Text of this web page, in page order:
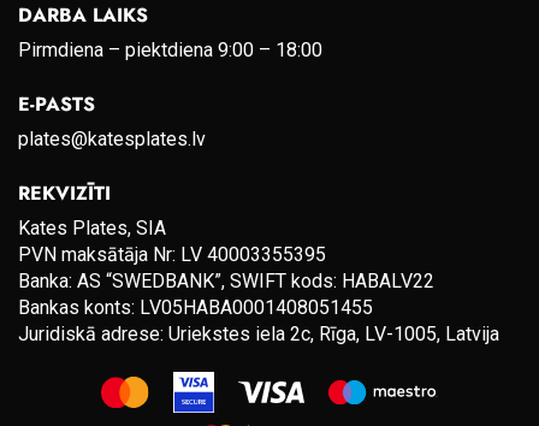
DARBA LAIKS
Pirmdiena – piektdiena 9:00 – 18:00
E-PASTS
plates@katesplates.lv
REKVIZĪTI
Kates Plates, SIA
PVN maksātāja Nr: LV 40003355395
Banka: AS “SWEDBANK”, SWIFT kods: HABALV22
Bankas konts: LV05HABA0001408051455
Juridiskā adrese: Uriekstes iela 2c, Rīga, LV-1005, Latvija